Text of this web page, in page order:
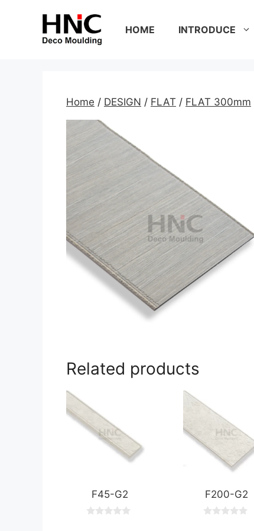
HOME INTRODUCE
Home / DESIGN / FLAT / FLAT 300mm
Related products
F45-G2 F200-G2